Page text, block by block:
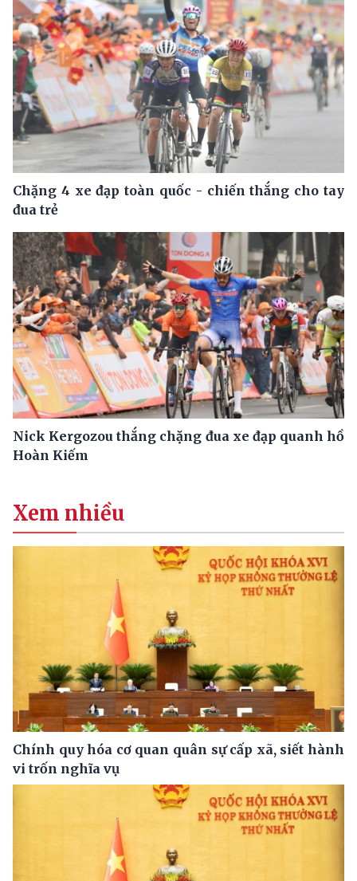
Chặng 4 xe đạp toàn quốc - chiến thắng cho tay
đua trẻ
Nick Kergozou thắng chặng đua xe đạp quanh hồ
Hoàn Kiếm
Xem nhiều
Chính quy hóa cơ quan quân sự cấp xã, siết hành
vi trốn nghĩa vụ